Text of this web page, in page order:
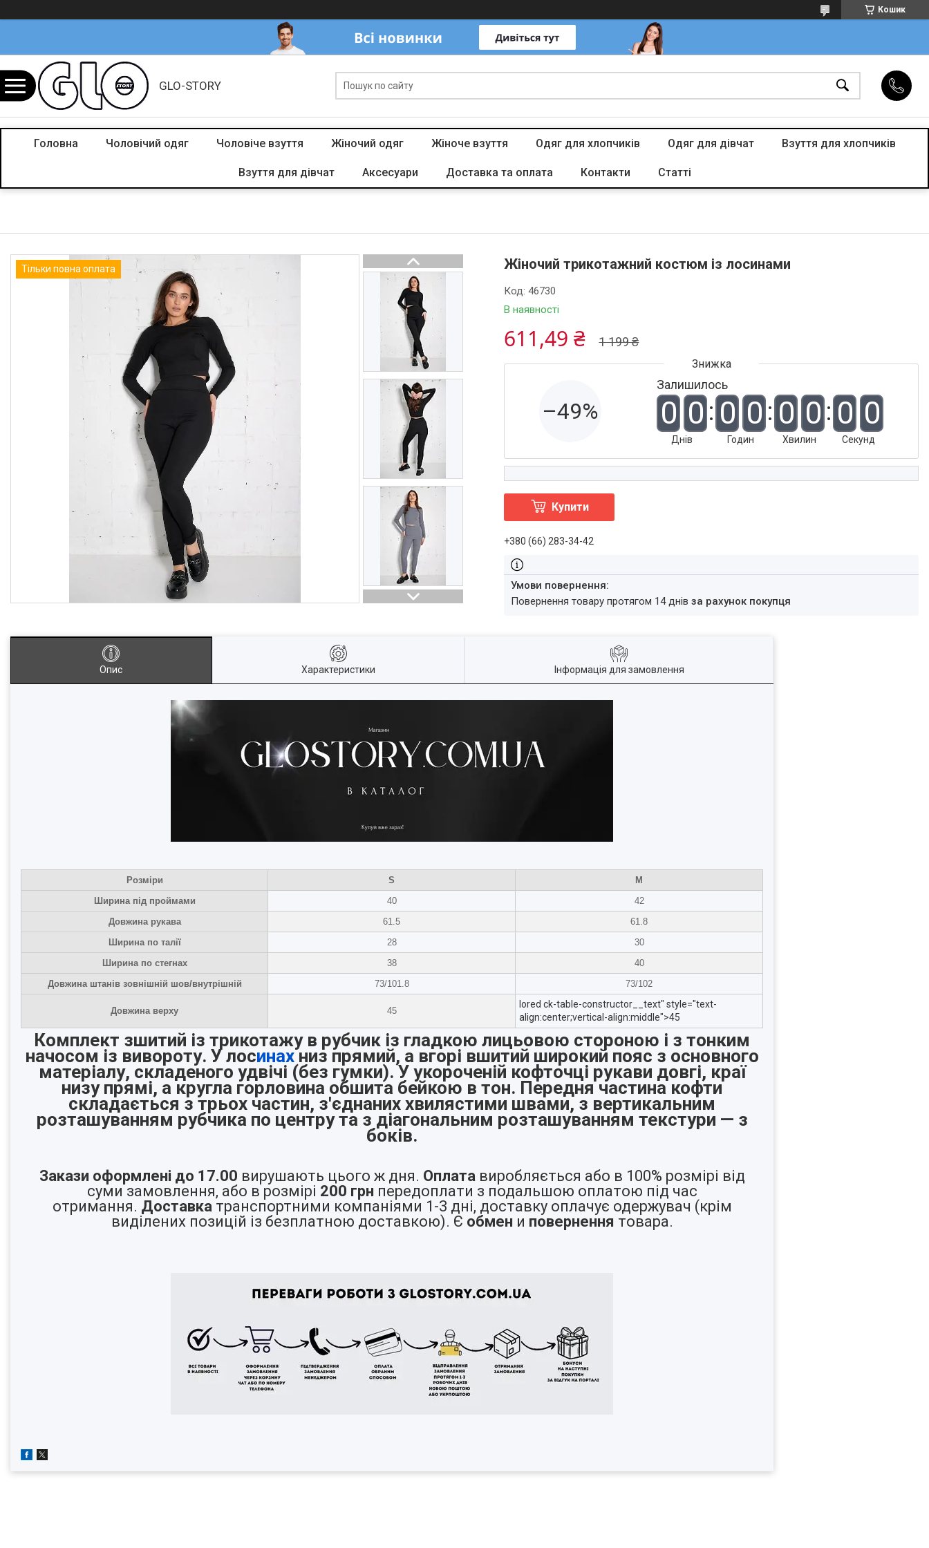
Кошик
GLO-STORY
Головна Чоловічий одяг Чоловіче взуття Жіночий одяг Жіноче взуття Одяг для хлопчиків Одяг для дівчат Взуття для хлопчиків
Взуття для дівчат Аксесуари Доставка та оплата Контакти Статті
Тільки повна оплата Жіночий трикотажний костюм із лосинами
В наявності
Код:46730
1 199 ₴
611,49 ₴
–49%
Залишилось
0 0
Днів
0 0
Годин
0 0
Хвилин
0 0
Секунд
Купити
+380 (66) 283-34-42
повернення товару протягом 14 днівза рахунок покупця
Опис Характеристики Інформація для замовлення
Розміри S
M
Ширина під проймами
40
42
Довжина рукава
61.5
61.8
Ширина по талії
28
30
Ширина по стегнах
38
40
Довжина штанів зовнішній шов/внутрішній
73/101.8 73/102
Довжина верху 45
lored ck-table-constructor__text" style="text-
align:center;vertical-align:middle">45
Комплект зшитий із трикотажу в рубчик із гладкою лицьовою стороною і з тонким
начосом із вивороту. У лосинахниз прямий, а вгорі вшитий широкий пояс з основного
матеріалу, складеного удвічі (без гумки). У укороченій кофточці рукави довгі, краї
низу прямі, а кругла горловина обшита бейкою в тон. Передня частина кофти
складається з трьох частин, з'єднаних хвилястими швами, з вертикальним
розташуванням рубчика по центру та з діагональним розташуванням текстури — з
боків.
Закази оформлені до 17.00 вирушають цього ж дня. Оплатавиробляється або в 100% розмірі від
суми замовлення, або в розмірі 200 грн передоплати з подальшою оплатою під час
отримання. Доставкатранспортними компаніями 1-3 дні, доставку оплачує одержувач (крім
виділених позицій із безплатною доставкою). Є обмен и повернення товара.